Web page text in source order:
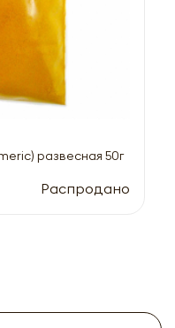
развесная 50г
Распродано